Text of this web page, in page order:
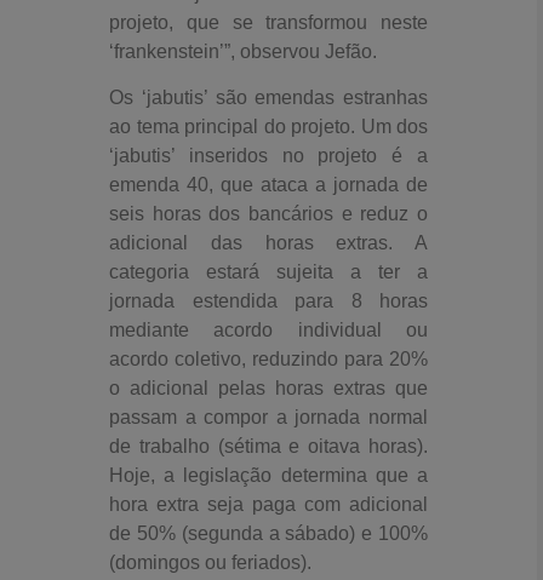
projeto, que se transformou neste
‘frankenstein’”, observou Jefão.
Os ‘jabutis’ são emendas estranhas
ao tema principal do projeto. Um dos
‘jabutis’ inseridos no projeto é a
emenda 40, que ataca a jornada de
seis horas dos bancários e reduz o
adicional das horas extras. A
categoria estará sujeita a ter a
jornada estendida para 8 horas
mediante acordo individual ou
acordo coletivo, reduzindo para 20%
o adicional pelas horas extras que
passam a compor a jornada normal
de trabalho (sétima e oitava horas).
Hoje, a legislação determina que a
hora extra seja paga com adicional
de 50% (segunda a sábado) e 100%
(domingos ou feriados).